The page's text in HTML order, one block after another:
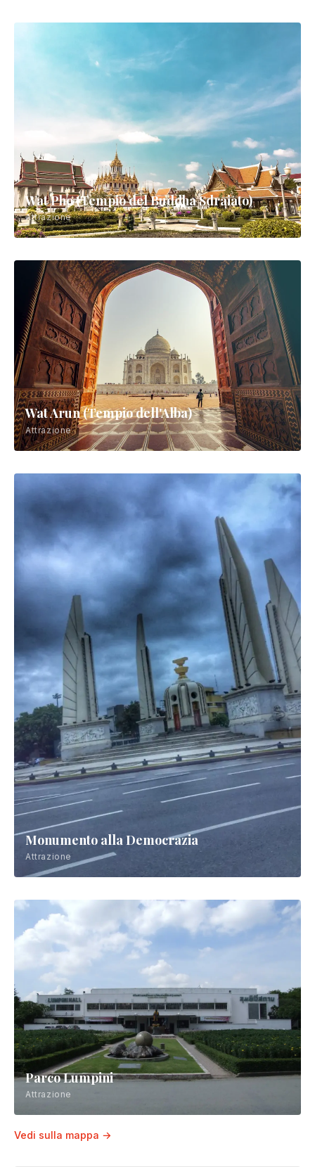
Wat Pho (Tempio del Buddha Sdraiato)
Attrazione
Wat Arun (Tempio dell'Alba)
Attrazione
Monumento alla Democrazia
Attrazione
Parco Lumpini
Attrazione
Vedi sulla mappa →